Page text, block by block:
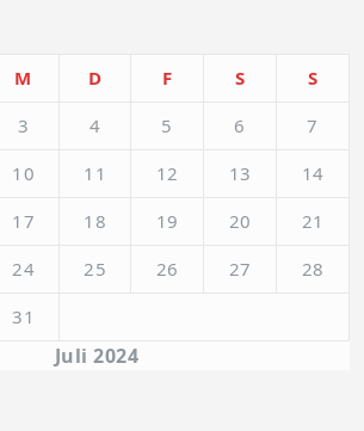
Juli 2024
M D F S
S
3 4 5 6
7
10 11 12 13
14
17 18 19 20
21
24 25 26 27
28
31